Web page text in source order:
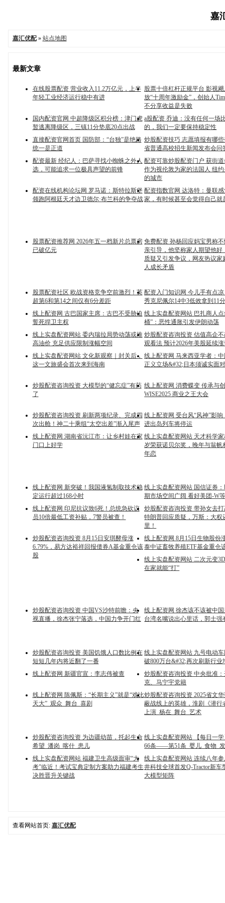
嘉
嘉汇优配» 站点地图
最新文章
在线股票配资 营业收入11.2万亿元，上半
年轻工业经济运行稳中有进
股票十倍杠杆正规平台 影视
放“十周年激励金”，创始人
不分享收益是失败
国内配资官网 中超降级区积分榜：津门虎
暂逃离降级区，三镇11分垫底20点出战
a股配资 乔迪：没有任何一场
的，我们一定要保持稳定性
直接配资官网首页 国防部：“台独”是绝路
统一是正道
炒股配资技巧 志愿填报有哪
省普通高校招生新闻发布会问
配资最新 经纪人：巴萨寻找小蜘蛛之外人
选，可能追求一位极具声望的前锋
配资可靠炒股配资门户 获街
作为视伦敦为家的法国人 纽
的城市
配资在线机构论坛网 罗马诺：斯特拉斯堡
领跑阿根廷天才边卫德尔·布兰科的争夺战
配资指数官网 达洛特：曼联
家，有时候甚至会觉得自己就
股票配资推荐网 2026年五一档新片总票房
已破亿元
免费配资 孙杨回应妈宝男称
亲引导，他坚称家人期望他好
质疑又引发争议，网友热议家
人成长矛盾
股票配资社区 欧战资格竞争空前激烈！英
超第6和第14之间仅有6分差距
配资入门知识网 今儿手有点
秀克尼佩尔14中3低效拿到11
线上配资网 古巴国家主席：古巴不受胁迫
誓死捍卫主权
线上实盘配资网站 巴扎商人点
桶”：恶性通胀引发伊朗动荡
线上实盘配资网站 委内瑞拉局势动荡或推
高油价 充足供应限制涨幅空间
炒股配资咨询投资 估值高企
观看法 预计2026年美股延续
线上实盘配资网站 文化新观察｜封关后，
这一文旅盛会首次来到海南
线上配资网 马来西亚学者：
正义立场&#32;日本须诚实面
炒股配资咨询投资 大模型的“健忘症”有药
了
线上配资网 消费蝶变 传承与
WISE2025 商业之王大会
炒股配资咨询投资 刷新两项纪录、完成四
次出舱！神二十乘组“太空出差”渐入尾声
线上配资网 受台风“风神”影
进出岛列车将停运
线上配资网 湖南省沅江市：让乡村娃在家
门口上好学
线上实盘配资网站 天才科学
岁荣获诺贝尔奖，晚年与翁帆
年恋
线上配资网 新突破！我国液氢制取技术稳
定运行超过168小时
线上实盘配资网站 国信证券
期市场空间广阔 看好美团-W
线上配资网 印尼抗议致6死！总统急砍议
员10倍最低工资补贴，7警员被查！
炒股配资咨询投资 带孙女去
特朗普回应质疑，万斯：大权
里！
炒股配资咨询投资 8月15日安琪酵母涨
6.79%，易方达裕祥回报债券A基金重仓该
股
线上配资网 8月15日生物股份
泰中证畜牧养殖ETF基金重仓
线上实盘配资网站 二次元变
在家就能“打”
炒股配资咨询投资 中国VS沙特前瞻：央
视直播，徐杰张宁落选，中国力争开门红
线上配资网 徐杰该不该被中
台湾名嘴说出心里话，郭士强
炒股配资咨询投资 美国饥饿人口数比例在
短短几年内将近翻了一番
线上实盘配资网站 九号电动
破800万台&#32;再次刷新行业
线上配资网 新疆官宣：李志伟被查
炒股配资咨询投资 中央批准
克、马宁宇党籍
线上配资网 陈佩斯：“长期主义”就是“戏比
天大”_观众_舞台_喜剧
炒股配资咨询投资 2025省文
蔽战线上的英雄，淮剧《潜行
上演_杨在_舞台_艺术
炒股配资咨询投资 为边疆幼苗，托起生命
希望_潘岗_喀什_患儿
线上实盘配资网站 【每日一
66条——第51条_婴儿_食物_
线上实盘配资网站 福建卫生高级面审“大
考”临近！考试宝典定制方案助力福建考生
决胜晋升关键战
线上实盘配资网站 连续八年
井科技全球首发Q-Tractor新车
大模型矩阵
查看网站首页: 嘉汇优配